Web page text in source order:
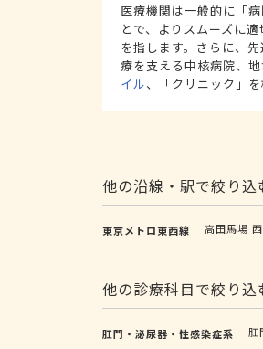
医療機関は一般的に「
とで、よりスムーズに
を指します。さらに、
療を支える中核病院、
イル、「クリニック」
他の沿線・駅で絞り込
東京メトロ東西線 高田馬場
他の診療科目で絞り込
肛門・泌尿器・性感染症系 肛